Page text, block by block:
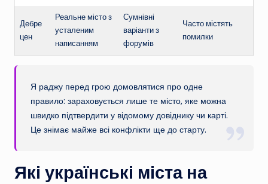
Дебре
цен
Реальне місто з
усталеним
написанням
Сумнівні
варіанти з
форумів
Часто містять
помилки
Я раджу перед грою домовлятися про одне
правило: зараховується лише те місто, яке можна
швидко підтвердити у відомому довіднику чи карті.
Це знімає майже всі конфлікти ще до старту.
Які українські міста на